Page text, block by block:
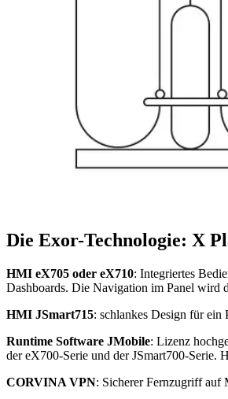
Die Exor-Technologie: X
HMI eX705 oder eX710: Integriertes
Dashboards. Die Navigation im Panel wird
HMI JSmart715: schlankes Design für ein
Runtime Software JMobile: Lizenz
der eX700-Serie und der JSmart700-Serie.
CORVINA VPN: Sicherer Fernzugriff auf